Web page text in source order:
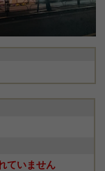
ていません